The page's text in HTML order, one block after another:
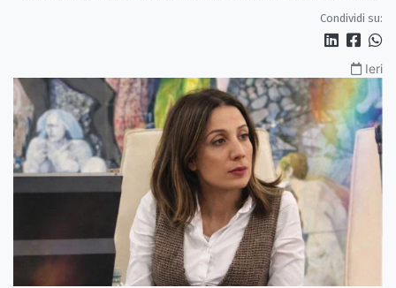
Condividi su:
Ieri